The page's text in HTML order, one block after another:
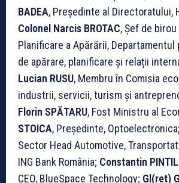
BADEA, Președinte al Directoratului,
Colonel Narcis BROTAC, Șef de
Planificare a Apărării,
de apărare, planificare și relații
Lucian RUSU, Membru în Comisia
industrii, servicii, turism și
Florin SPĂTARU, Fost Ministru al
STOICA, Președinte, Optoelectronica
Sector Head Automotive,
ING Bank România; Constantin
CEO, BlueSpace Technology; Gl(ret)